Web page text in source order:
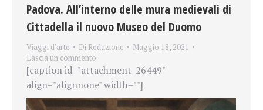
Padova. All’interno delle mura medievali di
Cittadella il nuovo Museo del Duomo
Viaggi d'arte Di Redazione
Maggio 18, 2021
Lascia un commento
[caption id="attachment_26449"
align="alignnone" width=""]